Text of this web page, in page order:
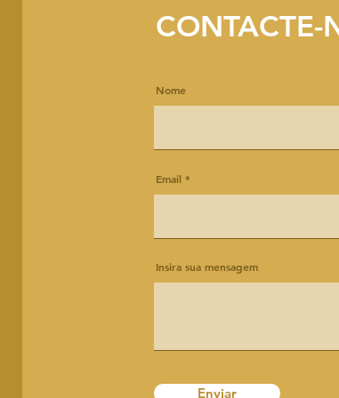
CONTACTE-
Nome
Email
Insira sua mensagem
Enviar